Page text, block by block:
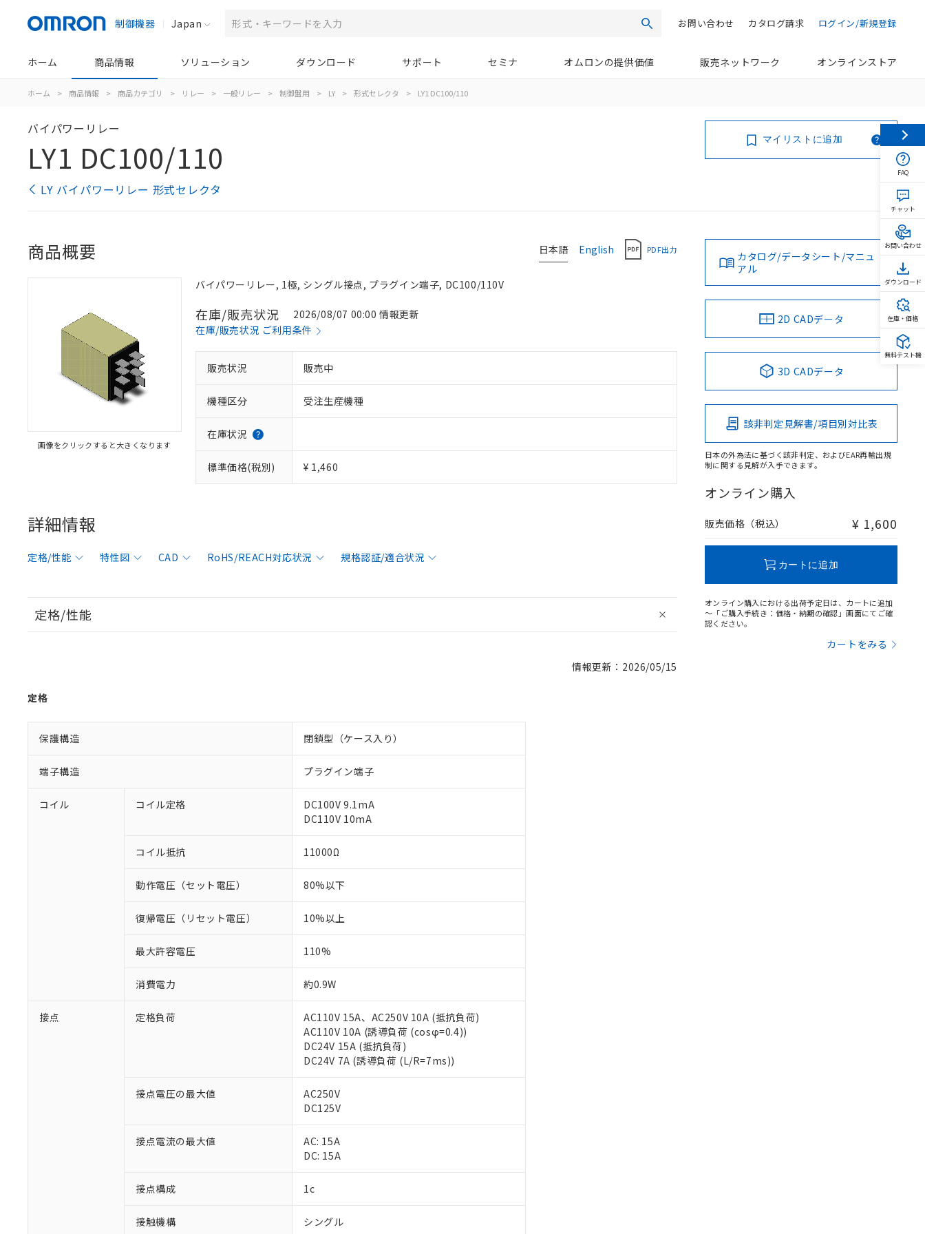
制御機器 Japan 検索 ログイン/新規登録
カタログ請求
お問い合わせ
ホーム 商品情報 ソリューション ダウンロード サポート セミナ オムロンの提供価値 販売ネットワーク オンラインストア
ホーム > 商品情報 > 商品カテゴリ > リレー > 一般リレー > 制御盤用 > LY > 形式セレクタ > LY1 DC100/110
バイパワーリレー
LY1 DC100/110
LY バイパワーリレー 形式セレクタ
マイリストに追加
日本語 English PDF出力
商品概要
画像をクリックすると大きくなります
バイパワーリレー, 1極, シングル接点, プラグイン端子, DC100/110V
在庫/販売状況
2026/08/07 00:00 情報更新
在庫/販売状況 ご利用条件
販売状況 販売中
機種区分 受注生産機種
在庫状況
標準価格(税別) ¥ 1,460
詳細情報
定格/性能 特性図 CAD RoHS/REACH対応状況 規格認証/適合状況
定格/性能
情報更新：2026/05/15
定格
保護構造 閉鎖型（ケース入り）
端子構造 プラグイン端子
コイル コイル定格
DC100V 9.1mA
DC110V 10mA
コイル抵抗 11000Ω
動作電圧（セット電圧） 80%以下
復帰電圧（リセット電圧） 10%以上
最大許容電圧 110%
消費電力 約0.9W
接点 定格負荷
AC110V 15A、AC250V 10A (抵抗負荷)
AC110V 10A (誘導負荷 (cosφ=0.4))
DC24V 15A (抵抗負荷)
DC24V 7A (誘導負荷 (L/R=7ms))
接点電圧の最大値
AC250V
DC125V
接点電流の最大値
AC: 15A
DC: 15A
接点構成 1c
接触機構 シングル
カタログ/データシート/マニュ
アル
2D CADデータ
3D CADデータ
該非判定見解書/項目別対比表
日本の外為法に基づく該非判定、およびEAR再輸出規
制に関する見解が入手できます。
オンライン購入
販売価格（税込） ¥ 1,600
カートに追加
オンライン購入における出荷予定日は、カートに追加
～「ご購入手続き：価格・納期の確認」画面にてご確
認ください。
カートをみる
ご利用条件
対応済み：EU RoHS指令（10物質）の非含有に対応した製品が提供可能な商品です。
対応予定：EU RoHS指令（10物質）の非含有に対応した製品に切り替える予定のある商品です。
対応予定なし：EU RoHS指令（10物質）の非含有に非対応の商品で、対応品を出す予定はありません。
仕入先様の事情により、非含有部品としていたものが、含有品と判明した場合などやむを得ず変更すること
※1 中国RoHS○×表
FAQ
チャット
お問い合わせ
ダウンロード
在庫・価格
無料テスト機